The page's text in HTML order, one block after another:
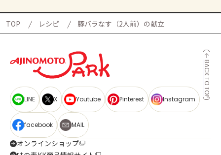
TOP レシピ 豚バラなす（2人前）の献立
BACK TO TOP
LINE X Youtube Pinterest Instagram
facebook MAIL
オンラインショップ